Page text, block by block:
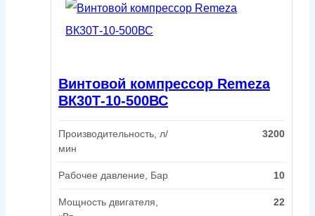
Винтовой компрессор Remeza
ВК30Т-10-500ВС
Производительность, л/
мин
3200
Рабочее давление, Бар 10
Мощность двигателя,
22